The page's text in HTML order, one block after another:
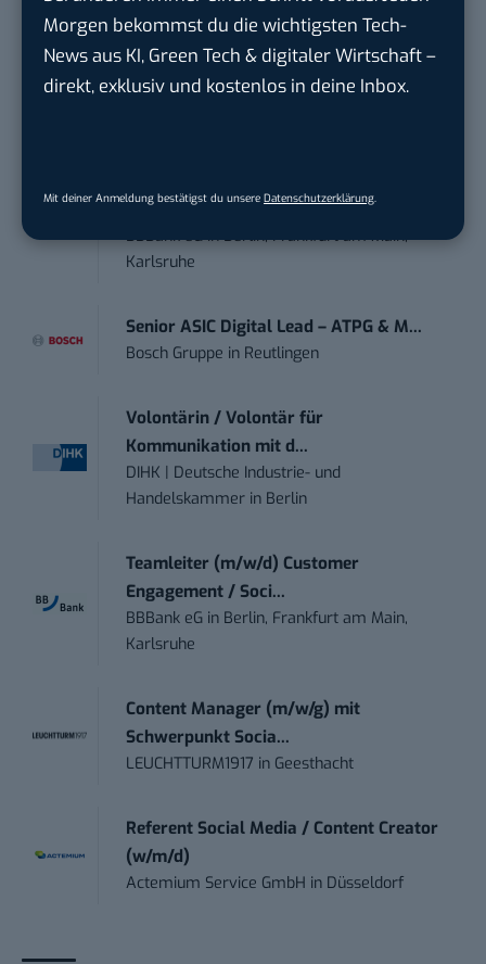
Morgen bekommst du die wichtigsten Tech-
News aus KI, Green Tech & digitaler Wirtschaft –
direkt, exklusiv und kostenlos in deine Inbox.
Mit deiner Anmeldung bestätigst du unsere Datenschutzerklärung.
Anforderungs- und Projektmanager
touristische...
Engagement / Soc...
BBBank eGinBerlin, Frankfurt am Main,
Karlsruhe
Senior ASIC Digital Lead – ATPG & M...
Bosch Gruppe in Reutlingen
Volontärin / Volontär für
Kommunikation mit d...
DIHK | Deutsche Industrie- und
Handelskammer in Berlin
Teamleiter (m/w/d) Customer
Engagement / Soci...
BBBank eG in Berlin, Frankfurt am Main,
Karlsruhe
Content Manager (m/w/g) mit
Schwerpunkt Socia...
LEUCHTTURM1917 in Geesthacht
Referent Social Media / Content Creator
(w/m/d)
Actemium Service GmbH in Düsseldorf